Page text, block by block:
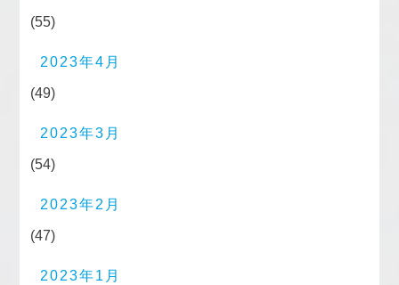
(55)
2023年4月
(49)
2023年3月
(54)
2023年2月
(47)
2023年1月